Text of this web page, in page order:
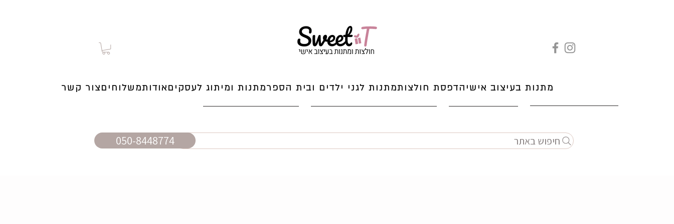
צור קשרמשלוחיםאודותמתנות ומיתוג לעסקיםמתנות לגני ילדים ובית הספרהדפסת חולצותמתנות בעיצוב אישי
חיפוש באתר 050-8448774